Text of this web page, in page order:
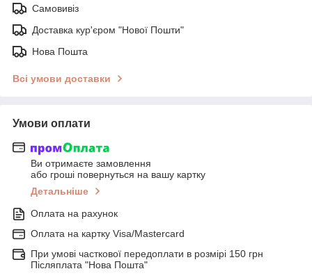
Самовивіз
Доставка кур'єром "Нової Пошти"
Нова Пошта
Всі умови доставки
Умови оплати
Ви отримаєте замовлення
або гроші повернуться на вашу картку
Детальніше
Оплата на рахунок
Оплата на картку Visa/Mastercard
При умові часткової передоплати в розмірі 150 грн
Післяплата "Нова Пошта"